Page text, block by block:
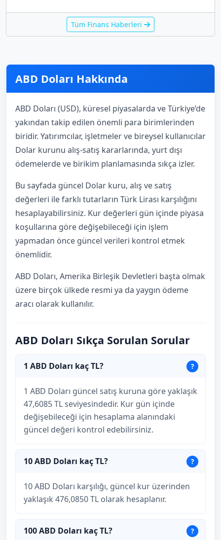
Tüm Finans Haberleri
ABD Doları Hakkında
ABD Doları (USD), küresel piyasalarda ve Türkiye’de
yakından takip edilen önemli para birimlerinden
biridir. Yatırımcılar, işletmeler ve bireysel kullanıcılar
Dolar kurunu alış-satış kararlarında, yurt dışı
ödemelerde ve birikim planlamasında sıkça izler.
Bu sayfada güncel Dolar kuru, alış ve satış
değerleri ile farklı tutarların Türk Lirası karşılığını
hesaplayabilirsiniz. Kur değerleri gün içinde piyasa
koşullarına göre değişebileceği için işlem
yapmadan önce güncel verileri kontrol etmek
önemlidir.
ABD Doları, Amerika Birleşik Devletleri başta olmak
üzere birçok ülkede resmi ya da yaygın ödeme
aracı olarak kullanılır.
ABD Doları Sıkça Sorulan Sorular
1 ABD Doları kaç TL?
1 ABD Doları güncel satış kuruna göre yaklaşık
47,6085 TL seviyesindedir. Kur gün içinde
değişebileceği için hesaplama alanındaki
güncel değeri kontrol edebilirsiniz.
10 ABD Doları kaç TL?
10 ABD Doları karşılığı, güncel kur üzerinden
yaklaşık 476,0850 TL olarak hesaplanır.
100 ABD Doları kaç TL?